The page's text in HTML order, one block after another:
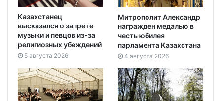
Казахстанец
высказался о запрете
музыки и певцов из-за
религиозных убеждений
5 августа 2026
Митрополит Александр
награжден медалью в
честь юбилея
парламента Казахстана
4 августа 2026